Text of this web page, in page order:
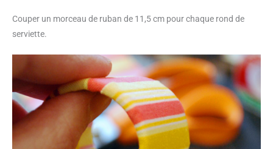
Couper un morceau de ruban de 11,5 cm pour chaque rond de
serviette.